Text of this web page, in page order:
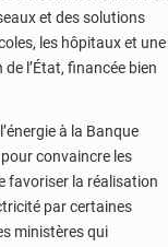
et des solutions
les hôpitaux et une
l’État, financée bien
à la Banque
convaincre les
favoriser la réalisation
par certaines
ministères qui